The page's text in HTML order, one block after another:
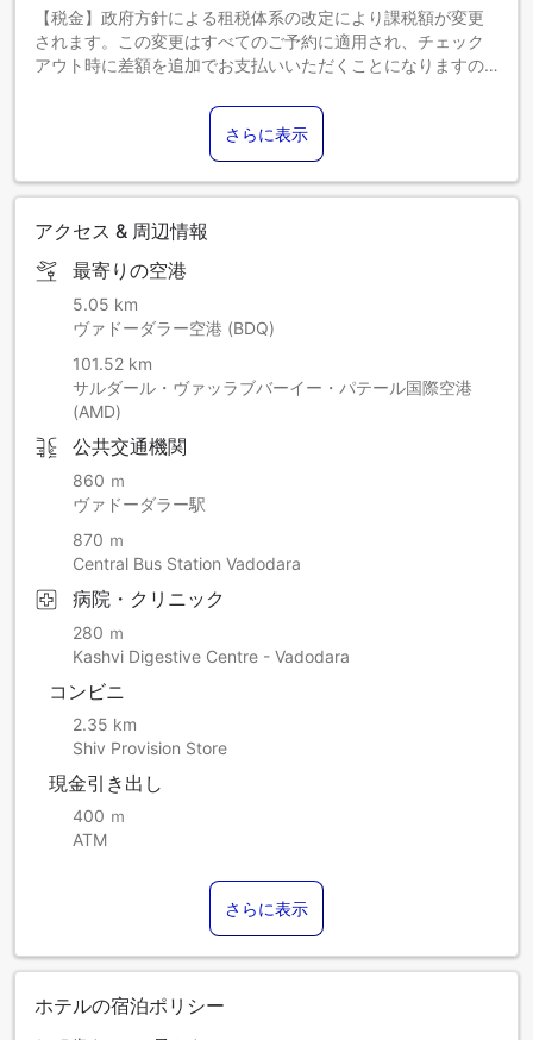
【税金】政府方針による租税体系の改定により課税額が変更
されます。この変更はすべてのご予約に適用され、チェック
アウト時に差額を追加でお支払いいただくことになりますの
さらに表示
アクセス & 周辺情報
最寄りの空港
5.05 km
ヴァドーダラー空港 (BDQ)
101.52 km
サルダール・ヴァッラブバーイー・パテール国際空港
(AMD)
公共交通機関
860 ｍ
ヴァドーダラー駅
870 ｍ
Central Bus Station Vadodara
病院・クリニック
280 ｍ
Kashvi Digestive Centre - Vadodara
コンビニ
2.35 km
Shiv Provision Store
現金引き出し
400 ｍ
ATM
さらに表示
ホテルの宿泊ポリシー